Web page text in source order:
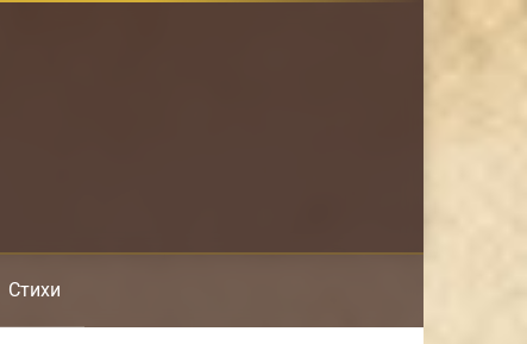
Стихи